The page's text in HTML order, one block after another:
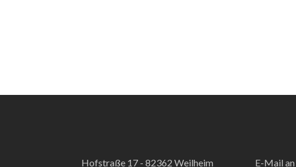
Hofstraße 17 - 82362 Weilheim E-Mail